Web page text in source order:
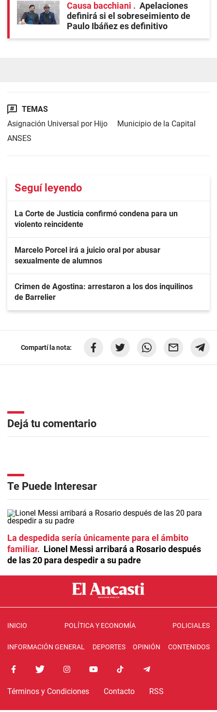
Causa bacchiani
Apelaciones
definirá si el sobreseimiento de
Paulo Ibáñez es definitivo
TEMAS
Asignación Universal por Hijo
Municipio de la Capital
ANSES
Seguí leyendo
La Corte de Justicia confirmó condena para un
violento reincidente
Marcelo Porcel irá a juicio oral por abusar
sexualmente de alumnos
Crimen de Agostina: arrestaron a los dos inquilinos
de Barrelier
Compartí la nota:
Dejá tu comentario
Te Puede Interesar
La despedida sería únicamente para el ámbito
familiar
Lionel Messi arribará a Rosario después
de las 20 para despedir a su padre
INICIO POLÍTICA Y ECONOMÍA POLICIALES
INFORMACIÓN GENERAL DEPORTES OPINIÓN CONTENIDOS
Términos y Condiciones Contacto RSS